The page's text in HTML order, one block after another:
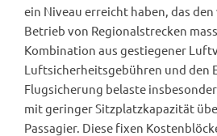
ein Niveau erreicht haben, das
Betrieb von Regionalstrecken
Kombination aus gestiegener
Luftsicherheitsgebühren und den
Flugsicherung belaste
mit geringer Sitzplatzkapazität
Passagier. Diese fixen